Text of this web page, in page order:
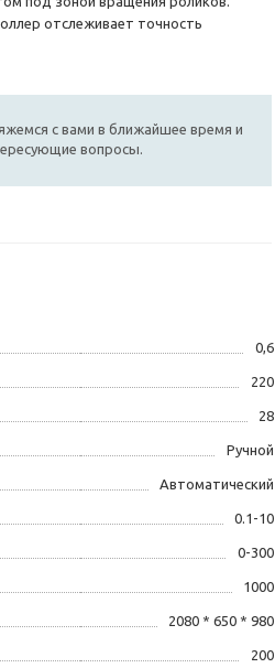
отслеживает точность
с вами в ближайшее время и
вопросы.
0,6
220
28
Ручной
Автоматический
0.1-10
0-300
1000
2080 * 650 * 980
200